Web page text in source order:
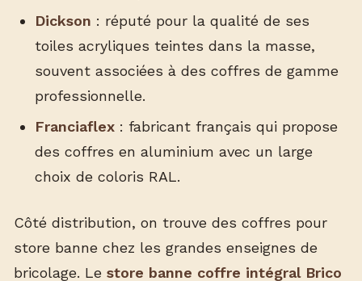
Dickson : réputé pour la qualité de ses
toiles acryliques teintes dans la masse,
souvent associées à des coffres de gamme
professionnelle.
Franciaflex: fabricant français qui propose
des coffres en aluminium avec un large
choix de coloris RAL.
Côté distribution, on trouve des coffres pour
store banne chez les grandes enseignes de
bricolage. Le store banne coffre intégral Brico